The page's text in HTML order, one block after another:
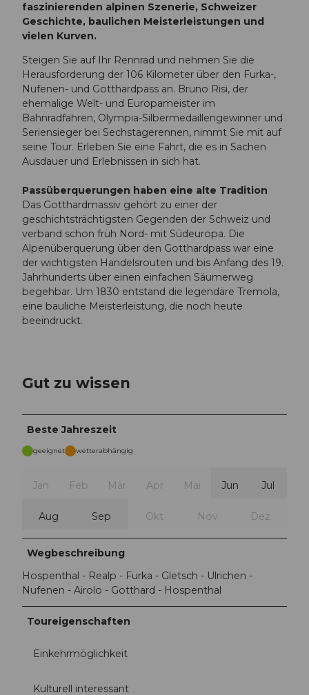
faszinierenden alpinen Szenerie, Schweizer
Geschichte, baulichen Meisterleistungen und
vielen Kurven.
Steigen Sie auf Ihr Rennrad und nehmen Sie die
Herausforderung der 106 Kilometer über den Furka-,
Nufenen- und Gotthardpass an. Bruno Risi, der
ehemalige Welt- und Europameister im
Bahnradfahren, Olympia-Silbermedaillengewinner und
Seriensieger bei Sechstagerennen, nimmt Sie mit auf
seine Tour. Erleben Sie eine Fahrt, die es in Sachen
Ausdauer und Erlebnissen in sich hat.
Passüberquerungen haben eine alte Tradition
Das Gotthardmassiv gehört zu einer der
geschichtsträchtigsten Gegenden der Schweiz und
verband schon früh Nord- mit Südeuropa. Die
Alpenüberquerung über den Gotthardpass war eine
der wichtigsten Handelsrouten und bis Anfang des 19.
Jahrhunderts über einen einfachen Säumerweg
begehbar. Um 1830 entstand die legendäre Tremola,
eine bauliche Meisterleistung, die noch heute
beeindruckt.
Gut zu wissen
Beste Jahreszeit
geeignet wetterabhängig
Jan Feb Mär Apr Mai Jun Jul
Aug Sep Okt Nov Dez
Wegbeschreibung
Hospenthal - Realp - Furka - Gletsch - Ulrichen -
Nufenen - Airolo - Gotthard - Hospenthal
Toureigenschaften
Einkehrmöglichkeit
Kulturell interessant